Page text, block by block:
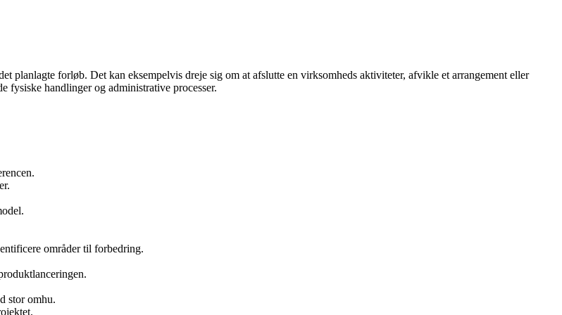
planlagte forløb. Det kan eksempelvis dreje sig om at afslutte en virksomheds aktiviteter, afvikle et arrangement eller
fysiske handlinger og administrative processer.
områder til forbedring.
stor omhu.